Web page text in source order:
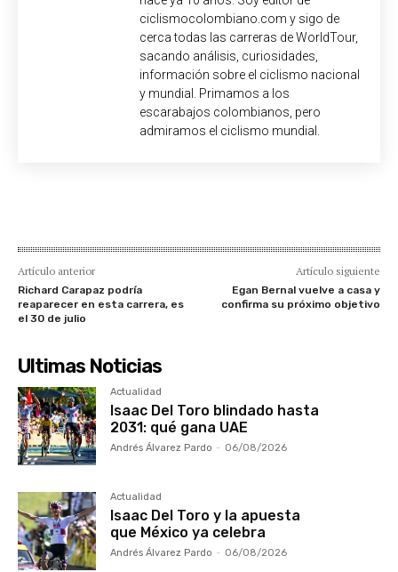
ciclismocolombiano.com y sigo de
cerca todas las carreras de WorldTour,
sacando análisis, curiosidades,
información sobre el ciclismo nacional
y mundial. Primamos a los
escarabajos colombianos, pero
admiramos el ciclismo mundial.
Artículo anterior
Richard Carapaz podría
reaparecer en esta carrera, es
el 30 de julio
Artículo siguiente
Egan Bernal vuelve a casa y
confirma su próximo objetivo
Ultimas Noticias
Actualidad
Isaac Del Toro blindado hasta
2031: qué gana UAE
Andrés Álvarez Pardo - 06/08/2026
Actualidad
Isaac Del Toro y la apuesta
que México ya celebra
Andrés Álvarez Pardo - 06/08/2026